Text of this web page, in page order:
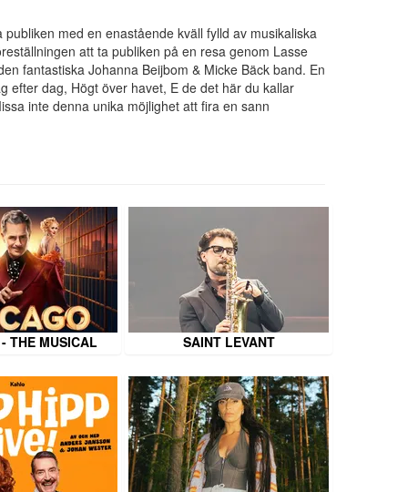
med en enastående kväll fylld av musikaliska
att ta publiken på en resa genom Lasse
fantastiska Johanna Beijbom & Micke Bäck band. En
efter dag, Högt över havet, E de det här du kallar
inte denna unika möjlighet att fira en sann
THE MUSICAL SAINT LEVANT